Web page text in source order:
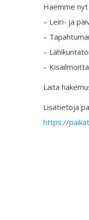
Haemme
– Leiri- ja
–
–
–
Laita
Lisätietoja
https://